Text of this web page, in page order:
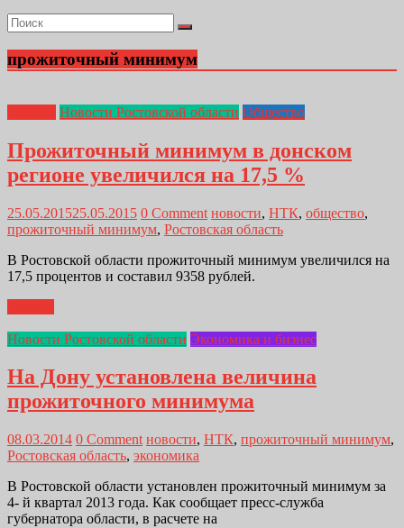
прожиточный минимум
Новости Ростовской области Общество
Прожиточный минимум в донском
регионе увеличился на 17,5 %
25.05.201525.05.2015 0 Comment новости, НТК, общество,
прожиточный минимум, Ростовская область
В Ростовской области прожиточный минимум увеличился на
17,5 процентов и составил 9358 рублей.
Новости Ростовской области Экономика и бизнес
На Дону установлена величина
прожиточного минимума
08.03.2014 0 Comment новости, НТК, прожиточный минимум,
Ростовская область, экономика
В Ростовской области установлен прожиточный минимум за
4- й квартал 2013 года. Как сообщает пресс-служба
губернатора области, в расчете на